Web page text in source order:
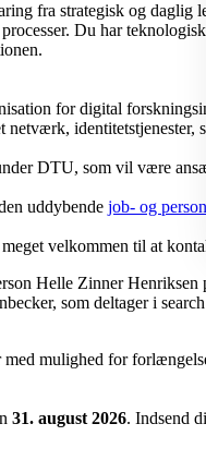
fra strategisk og daglig
Du har
for digital
netværk,
DTU, som vil være
uddybende job- og
velkommen til at
Helle Zinner
som deltager i
mulighed for
31. august 2026. Indsend